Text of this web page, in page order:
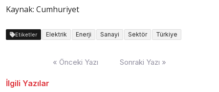
Kaynak: Cumhuriyet
Etiketler Elektrik Enerji Sanayi Sektör Türkiye
« Önceki Yazı Sonraki Yazı »
İlgili Yazılar